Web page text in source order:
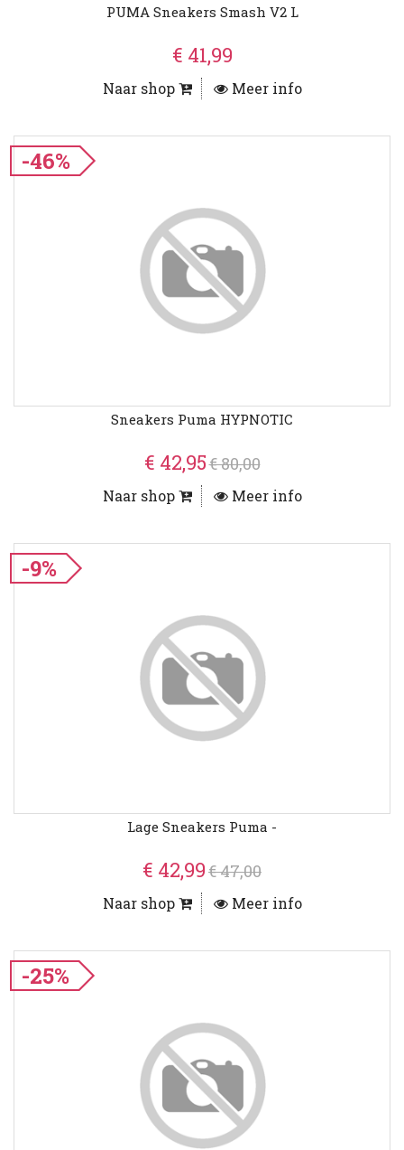
PUMA Sneakers Smash V2 L
€ 41,99
Naar shop Meer info
-46%
Sneakers Puma HYPNOTIC
€ 42,95€ 80,00
Naar shop Meer info
-9%
Lage Sneakers Puma -
€ 42,99€ 47,00
Naar shop Meer info
-25%